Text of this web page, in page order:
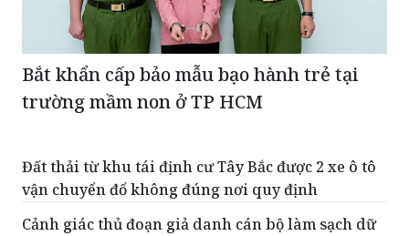
Bắt khẩn cấp bảo mẫu bạo hành trẻ tại
trường mầm non ở TP HCM
Đất thải từ khu tái định cư Tây Bắc được 2 xe ô tô
vận chuyển đổ không đúng nơi quy định
Cảnh giác thủ đoạn giả danh cán bộ làm sạch dữ